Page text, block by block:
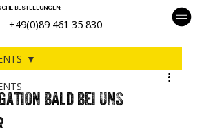
+49(0)89 461 35 830
BESTELLUNGEN:
bald bei UNS